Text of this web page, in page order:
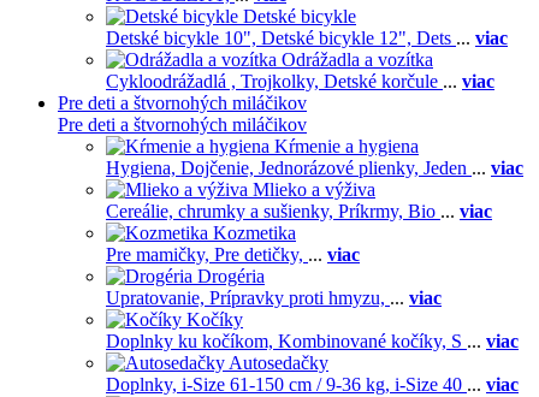
Detské bicykle
Detské bicykle 10", Detské bicykle 12", Dets ... viac
Odrážadla a vozítka
Cykloodrážadlá , Trojkolky, Detské korčule ... viac
Pre deti a štvornohých miláčikov
Pre deti a štvornohých miláčikov
Kŕmenie a hygiena
Hygiena, Dojčenie, Jednorázové plienky, Jeden ... viac
Mlieko a výživa
Cereálie, chrumky a sušienky, Príkrmy, Bio ... viac
Kozmetika
Pre mamičky, Pre detičky, ... viac
Drogéria
Upratovanie, Prípravky proti hmyzu, ... viac
Kočíky
Doplnky ku kočíkom, Kombinované kočíky, S ... viac
Autosedačky
Doplnky, i-Size 61-150 cm / 9-36 kg, i-Size 40 ... viac